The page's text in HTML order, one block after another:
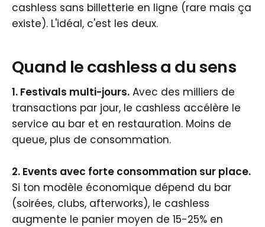
cashless sans billetterie en ligne (rare mais ça
existe). L'idéal, c'est les deux.
Quand le cashless a du sens
1. Festivals multi-jours. Avec des milliers de
transactions par jour, le cashless accélère le
service au bar et en restauration. Moins de
queue, plus de consommation.
2. Events avec forte consommation sur place.
Si ton modèle économique dépend du bar
(soirées, clubs, afterworks), le cashless
augmente le panier moyen de 15-25% en